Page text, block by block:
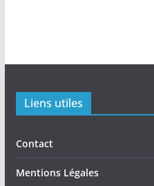
Liens utiles
Contact
Mentions Légales